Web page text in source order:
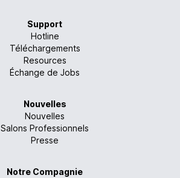
Support
Hotline
Téléchargements
Resources
Échange de Jobs
Nouvelles
Nouvelles
Salons Professionnels
Presse
Notre Compagnie